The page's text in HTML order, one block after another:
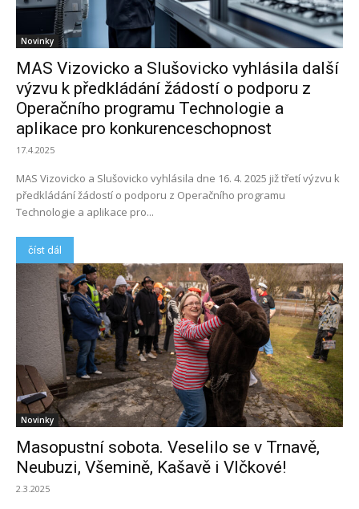
Novinky
MAS Vizovicko a Slušovicko vyhlásila další
výzvu k předkládání žádostí o podporu z
Operačního programu Technologie a
aplikace pro konkurenceschopnost
17.4.2025
MAS Vizovicko a Slušovicko vyhlásila dne 16. 4. 2025 již třetí výzvu k
předkládání žádostí o podporu z Operačního programu
Technologie a aplikace pro...
číst dál
Novinky
Masopustní sobota. Veselilo se v Trnavě,
Neubuzi, Všemině, Kašavě i Vlčkové!
2.3.2025